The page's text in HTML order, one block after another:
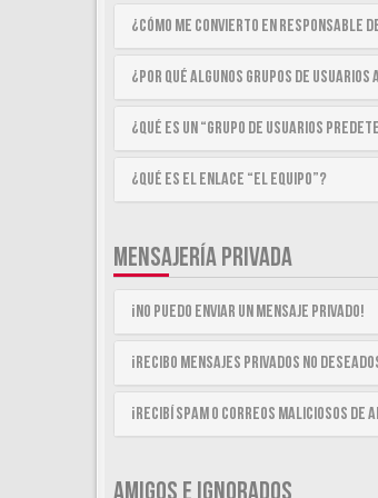
¿Cómo me convierto en Responsable
¿Por qué algunos Grupos de
¿Qué es un “Grupo de Usuarios
¿Qué es el enlace “El equipo”?
MENSAJERÍA PRIVADA
¡No puedo enviar un mensaje privado!
¡Recibo mensajes privados no
¡Recibí spam o correos maliciosos de